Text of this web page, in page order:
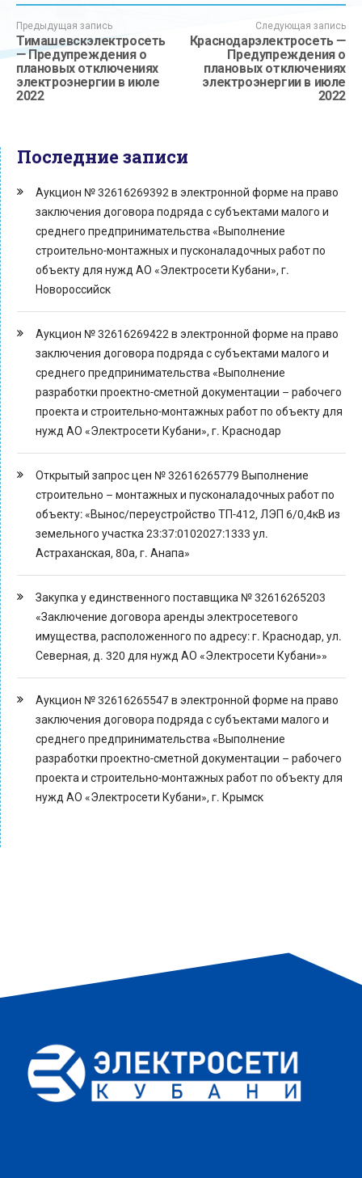
Предыдущая запись
Тимашевскэлектросеть
— Предупреждения о
плановых отключениях
электроэнергии в июле
2022
Следующая запись
Краснодарэлектросеть —
Предупреждения о
плановых отключениях
электроэнергии в июле
2022
Последние записи
Аукцион № 32616269392 в электронной форме на право
заключения договора подряда с субъектами малого и
среднего предпринимательства «Выполнение
строительно-монтажных и пусконаладочных работ по
объекту для нужд АО «Электросети Кубани», г.
Новороссийск
Аукцион № 32616269422 в электронной форме на право
заключения договора подряда с субъектами малого и
среднего предпринимательства «Выполнение
разработки проектно-сметной документации – рабочего
проекта и строительно-монтажных работ по объекту для
нужд АО «Электросети Кубани», г. Краснодар
Открытый запрос цен № 32616265779 Выполнение
строительно – монтажных и пусконаладочных работ по
объекту: «Вынос/переустройство ТП-412, ЛЭП 6/0,4кВ из
земельного участка 23:37:0102027:1333 ул.
Астраханская, 80а, г. Анапа»
Закупка у единственного поставщика № 32616265203
«Заключение договора аренды электросетевого
имущества, расположенного по адресу: г. Краснодар, ул.
Северная, д. 320 для нужд АО «Электросети Кубани»»
Аукцион № 32616265547 в электронной форме на право
заключения договора подряда с субъектами малого и
среднего предпринимательства «Выполнение
разработки проектно-сметной документации – рабочего
проекта и строительно-монтажных работ по объекту для
нужд АО «Электросети Кубани», г. Крымск